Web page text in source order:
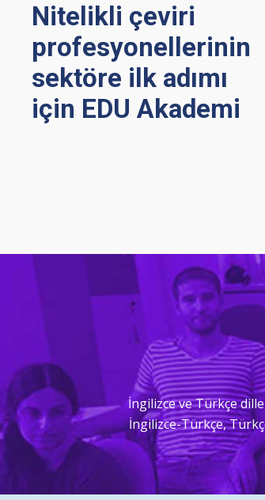
Nitelikli çeviri
profesyonellerinin
sektöre ilk adımı
için EDU Akademi
İngilizce ve Türkçe
İngilizce-Türkçe,